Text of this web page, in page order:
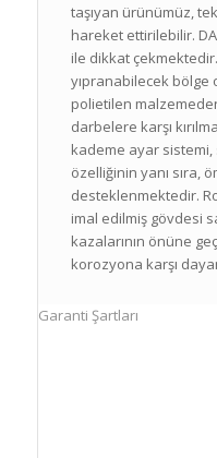
taşıyan ürünümüz,
hareket ettirilebilir.
ile dikkat
yıpranabilecek
polietilen
darbelere karşı
kademe ayar
özelliğinin yanı sıra,
desteklenmektedir.
imal edilmiş gövdesi
kazalarının önüne
korozyona karşı
Garanti Şartları